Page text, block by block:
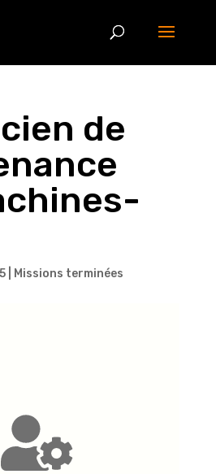
de
| Missions terminées